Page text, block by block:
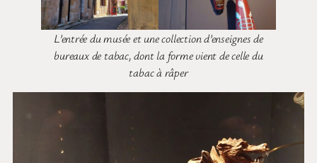
L’entrée du musée et une collection d’enseignes de
bureaux de tabac, dont la forme vient de celle du
tabac à râper